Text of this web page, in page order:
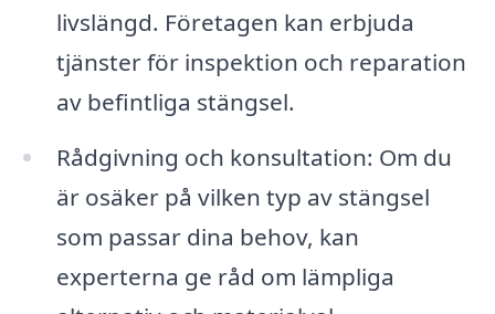
livslängd. Företagen kan erbjuda
tjänster för inspektion och reparation
av befintliga stängsel.
Rådgivning och konsultation: Om du
är osäker på vilken typ av stängsel
som passar dina behov, kan
experterna ge råd om lämpliga